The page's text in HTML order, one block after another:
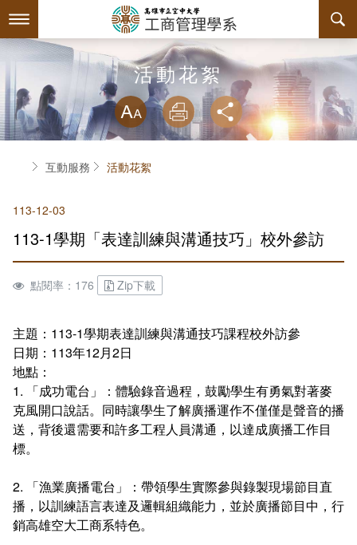
到
要
最新消息
系所簡介
關於本系
本系特色
教育目標與核心能力
系主任介紹
工商系訊
評鑑專區
連絡系辦
諮詢信箱
師資陣容
課程規劃
課程簡介
課程總覽
授課大綱
教材資訊
推廣課程
認證課程
IOPCA認證課程
30+大學試辦計畫學分學程
畢業學分配置
學分抵免及減修申請
課程地圖
互動服務
檔案下載
相關連結
活動花絮
常見問答
組織章程
學會幹部
回空大首頁
活動花絮
略過字型切
放大
列印 分享
首頁互動服務 活動花絮
113-12-03
113-1學期「表達訓練與溝通技巧」校外參訪
點閱率：176 Zip下載
主題：113-1學期表達訓練與溝通技巧課程校外訪參
日期：113年12月2日
地點：
1. 「成功電台」：體驗錄音過程，鼓勵學生有勇氣對著麥
克風開口說話。同時讓學生了解廣播運作不僅僅是聲音的播
送，背後還需要和許多工程人員溝通，以達成廣播工作目
標。
2. 「漁業廣播電台」：帶領學生實際參與錄製現場節目直
播，以訓練語言表達及邏輯組織能力，並於廣播節目中，行
銷高雄空大工商系特色。